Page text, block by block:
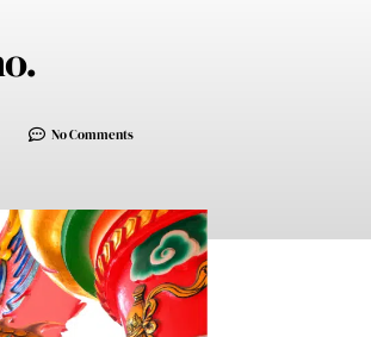
No Comments